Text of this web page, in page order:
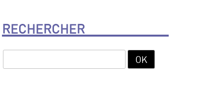
RECHERCHER